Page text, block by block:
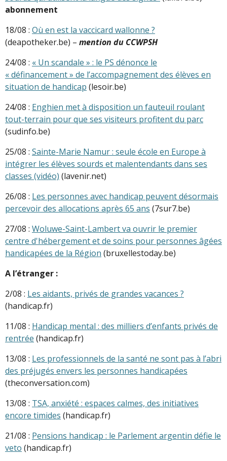
abonnement
18/08 : Où en est la vaccicard wallonne ?
(deapotheker.be) – mention du CCWPSH
24/08 : « Un scandale » : le PS dénonce le
« définancement » de l’accompagnement des élèves en
situation de handicap (lesoir.be)
24/08 : Enghien met à disposition un fauteuil roulant
tout-terrain pour que ses visiteurs profitent du parc
(sudinfo.be)
25/08 : Sainte-Marie Namur : seule école en Europe à
intégrer les élèves sourds et malentendants dans ses
classes (vidéo) (lavenir.net)
26/08 : Les personnes avec handicap peuvent désormais
percevoir des allocations après 65 ans (7sur7.be)
27/08 : Woluwe-Saint-Lambert va ouvrir le premier
centre d'hébergement et de soins pour personnes âgées
handicapées de la Région (bruxellestoday.be)
A l’étranger :
2/08 : Les aidants, privés de grandes vacances ?
(handicap.fr)
11/08 : Handicap mental : des milliers d’enfants privés de
rentrée (handicap.fr)
13/08 : Les professionnels de la santé ne sont pas à l’abri
des préjugés envers les personnes handicapées
(theconversation.com)
13/08 : TSA, anxiété : espaces calmes, des initiatives
encore timides (handicap.fr)
21/08 : Pensions handicap : le Parlement argentin défie le
veto (handicap.fr)